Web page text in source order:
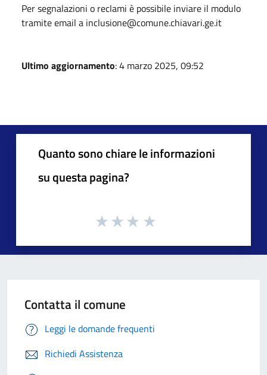
Per segnalazioni o reclami è possibile inviare il modulo
tramite email a inclusione@comune.chiavari.ge.it
Ultimo aggiornamento: 4 marzo 2025, 09:52
Quanto sono chiare le informazioni
su questa pagina?
Contatta il comune
Leggi le domande frequenti
Richiedi Assistenza